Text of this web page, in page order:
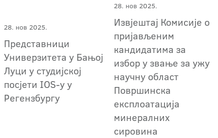
28. нов 2025.
Представници
Универзитета у Бањој
Луци у студијској
посјети IOS-у у
Регензбургу
28. нов 2025.
Извјештај Комисије о
пријављеним
кандидатима за
избор у звање за ужу
научну област
Површинска
експлоатација
минералних
сировина